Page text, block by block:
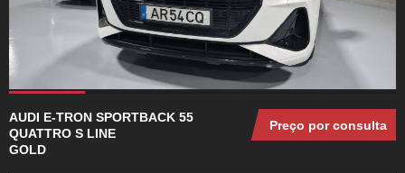
Preço por consulta
AUDI E-TRON SPORTBACK 55
QUATTRO S LINE
GOLD